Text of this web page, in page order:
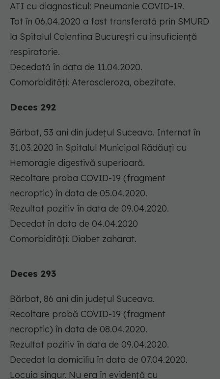
ATI cu diagnosticul: Pneumonie COVID-19.
Tot în 06.04.2020 a fost transferată prin SMURD
la Spitalul Colentina București cu insuficiență
respiratorie.
Decedată în data de 11.04.2020.
Comorbidități: Ateroscleroza, obezitate.
Deces 292
Bărbat, 53 ani din județul Suceava. Internat în
31.03.2020 în Spitalul Municipal Rădăuți cu
Hemoragie digestivă superioară.
Recoltare proba COVID-19 (fragment
necroptic) în data de 05.04.2020.
Rezultat pozitiv în data de 09.04.2020.
Decedat în data de 04.04.2020
Comorbidități: Diabet zaharat.
Deces 293
Bărbat, 86 ani din județul Suceava.
Recoltare probă COVID-19 (fragment
necroptic) în data de 08.04.2020.
Rezultat pozitiv în data de 09.04.2020.
Decedat la domiciliu în data de 07.04.2020.
Locuia singur. Nu era în evidență cu